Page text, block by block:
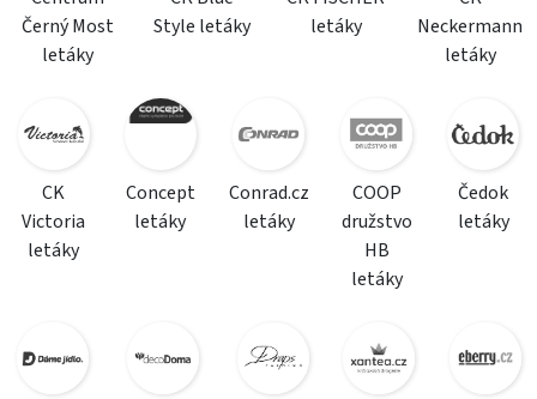
Černý Most
letáky
Style letáky
letáky
Neckermann
letáky
CK
Victoria
letáky
Concept
letáky
Conrad.cz
letáky
COOP
družstvo
HB
letáky
Čedok
letáky